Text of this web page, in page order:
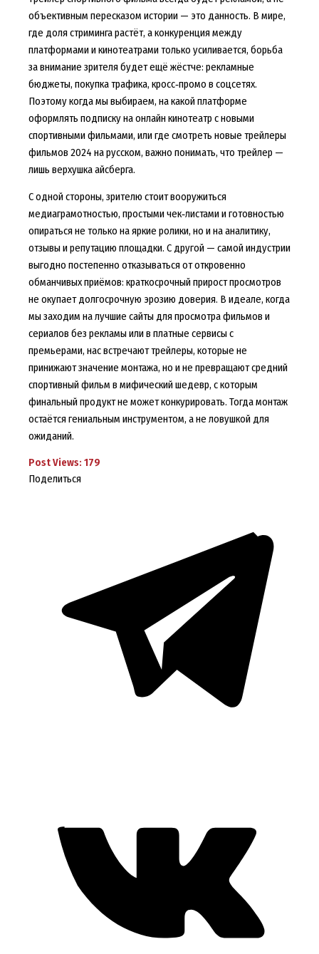
объективным пересказом истории — это данность. В мире,
где доля стриминга растёт, а конкуренция между
платформами и кинотеатрами только усиливается, борьба
за внимание зрителя будет ещё жёстче: рекламные
бюджеты, покупка трафика, кросс‑промо в соцсетях.
Поэтому когда мы выбираем, на какой платформе
оформлять подписку на онлайн кинотеатр с новыми
спортивными фильмами, или где смотреть новые трейлеры
фильмов 2024 на русском, важно понимать, что трейлер —
лишь верхушка айсберга.
С одной стороны, зрителю стоит вооружиться
медиаграмотностью, простыми чек‑листами и готовностью
опираться не только на яркие ролики, но и на аналитику,
отзывы и репутацию площадки. С другой — самой индустрии
выгодно постепенно отказываться от откровенно
обманчивых приёмов: краткосрочный прирост просмотров
не окупает долгосрочную эрозию доверия. В идеале, когда
мы заходим на лучшие сайты для просмотра фильмов и
сериалов без рекламы или в платные сервисы с
премьерами, нас встречают трейлеры, которые не
принижают значение монтажа, но и не превращают средний
спортивный фильм в мифический шедевр, с которым
финальный продукт не может конкурировать. Тогда монтаж
остаётся гениальным инструментом, а не ловушкой для
ожиданий.
Post Views: 179
Поделиться